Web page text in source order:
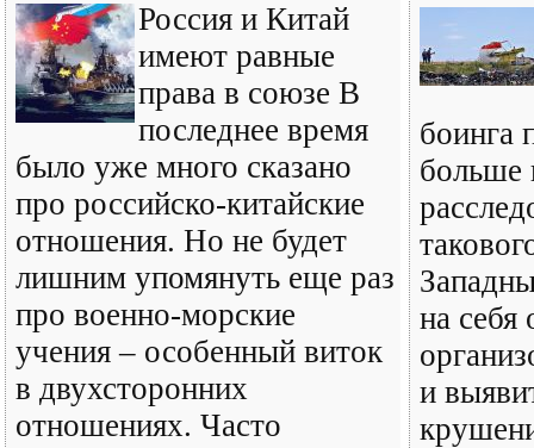
Россия и Китай
имеют равные
права в союзе В
последнее время
было уже много сказано
про российско-китайские
отношения. Но не будет
лишним упомянуть еще раз
про военно-морские
учения – особенный виток
в двухсторонних
отношениях. Часто
боинга
больше
на себя
и